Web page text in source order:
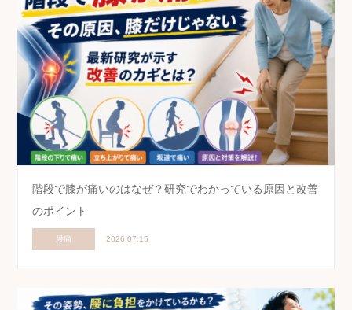
階段で膝が痛いのはなぜ？研究でわかっている原因と改善
のポイント
腰痛 2026.07.15